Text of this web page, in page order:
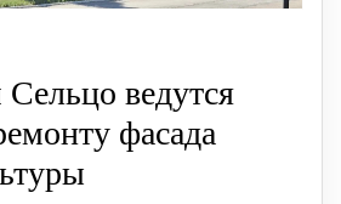
ведутся
фасада